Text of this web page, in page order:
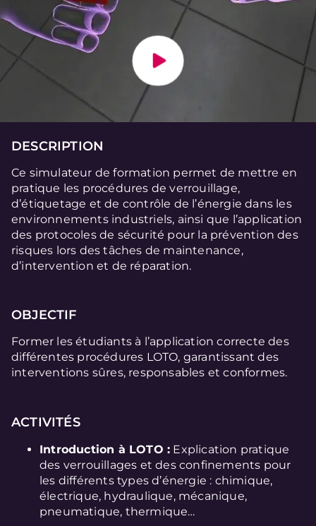
DESCRIPTION
Ce simulateur de formation permet de mettre en
pratique les procédures de verrouillage,
d’étiquetage et de contrôle de l’énergie dans les
environnements industriels, ainsi que l’application
des protocoles de sécurité pour la prévention des
risques lors des tâches de maintenance,
d’intervention et de réparation.
OBJECTIF
Former les étudiants à l’application correcte des
différentes procédures LOTO, garantissant des
interventions sûres, responsables et conformes.
ACTIVITÉS
Introduction à LOTO : Explication pratique
des verrouillages et des confinements pour
les différents types d’énergie : chimique,
électrique, hydraulique, mécanique,
pneumatique, thermique…